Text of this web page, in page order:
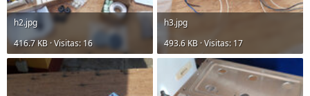
h2.jpg
416.7 KB · Visitas: 16
h3.jpg
493.6 KB · Visitas: 17